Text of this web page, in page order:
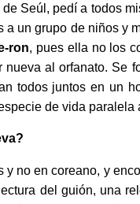
Seúl, pedí a todos
un grupo de niños y
ron, pues ella no los
al orfanato. Se
todos juntos en un
de vida paralela
no en coreano, y
del guión, una